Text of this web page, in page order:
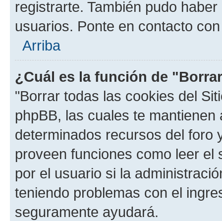
registrarte. También pudo
usuarios. Ponte en contacto
Arriba
¿Cuál es la función de
"Borrar todas las cookies del
phpBB, las cuales te
determinados recursos del foro
proveen funciones como leer el
por el usuario si la
teniendo problemas con el
seguramente ayudará.